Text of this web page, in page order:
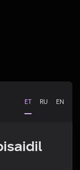
ET RU EN